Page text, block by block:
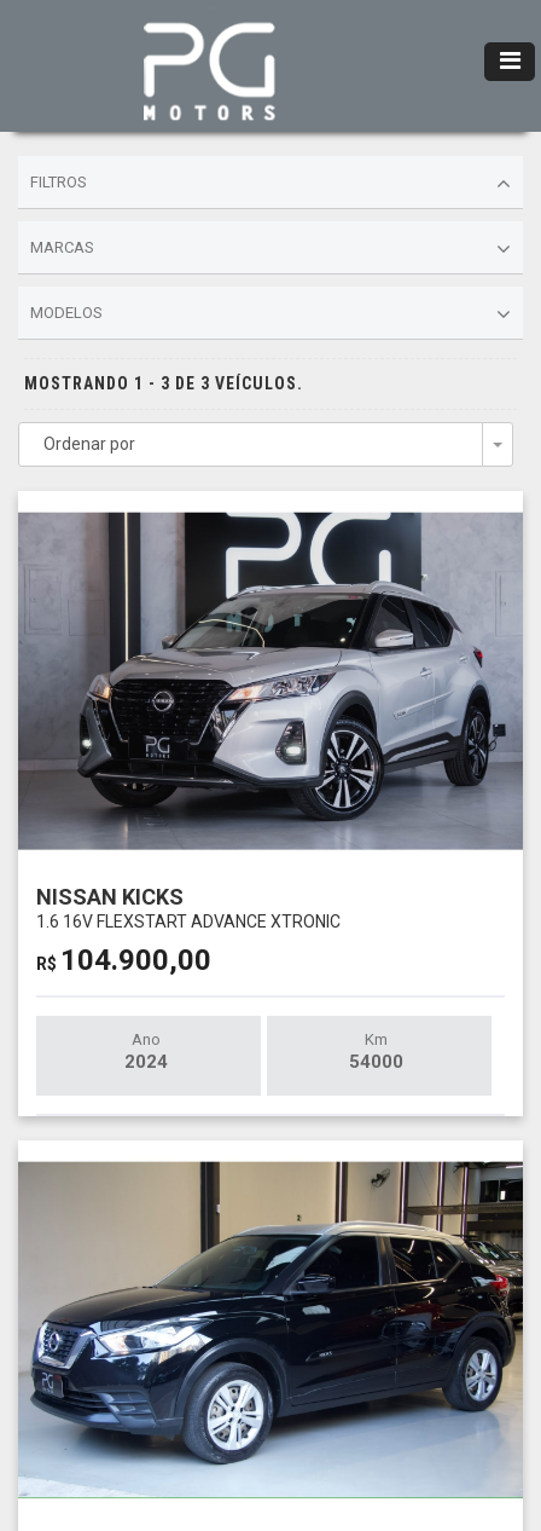
FILTROS
MARCAS
MODELOS
MOSTRANDO 1 - 3 DE 3 VEÍCULOS.
Ordenar por
NISSAN KICKS
1.6 16V FLEXSTART ADVANCE XTRONIC
R$ 104.900,00
Ano
2024
Km
54000